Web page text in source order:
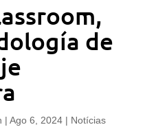
de
| Ago 6, 2024| Notícias